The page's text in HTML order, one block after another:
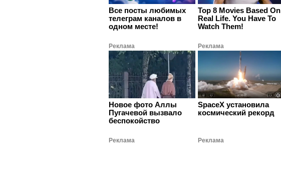
Все посты любимых
телеграм каналов в
одном месте!
Реклама
Top 8 Movies Based On
Real Life. You Have To
Watch Them!
Реклама
Новое фото Аллы
Пугачевой вызвало
беспокойство
Реклама
SpaceX установила
космический рекорд
Реклама